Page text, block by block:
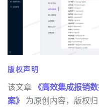
版权声明
该文章 《高效集成报销
案》 为原创内容，版权归